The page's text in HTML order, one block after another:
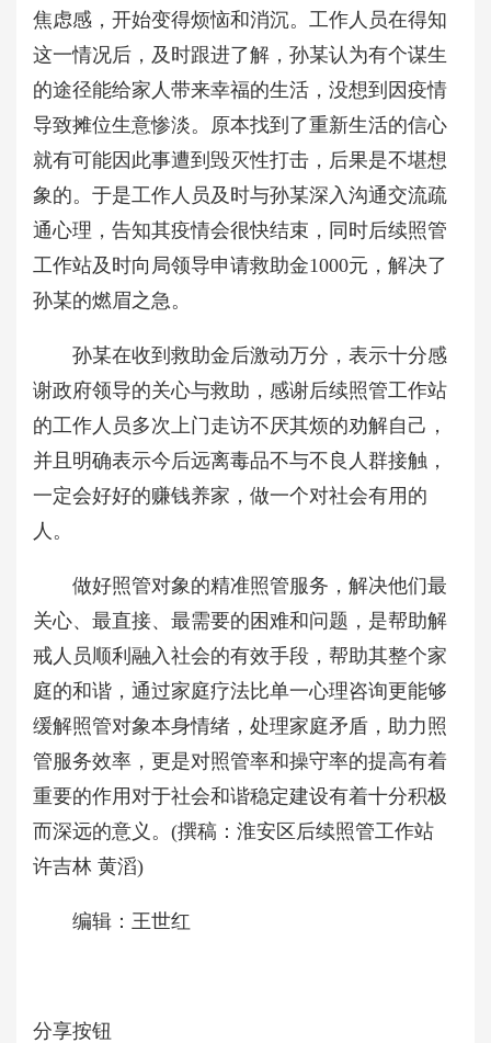
焦虑感，开始变得烦恼和消沉。工作人员在得知
这一情况后，及时跟进了解，孙某认为有个谋生
的途径能给家人带来幸福的生活，没想到因疫情
导致摊位生意惨淡。原本找到了重新生活的信心
就有可能因此事遭到毁灭性打击，后果是不堪想
象的。于是工作人员及时与孙某深入沟通交流疏
通心理，告知其疫情会很快结束，同时后续照管
工作站及时向局领导申请救助金1000元，解决了
孙某的燃眉之急。
孙某在收到救助金后激动万分，表示十分感
谢政府领导的关心与救助，感谢后续照管工作站
的工作人员多次上门走访不厌其烦的劝解自己，
并且明确表示今后远离毒品不与不良人群接触，
一定会好好的赚钱养家，做一个对社会有用的
人。
做好照管对象的精准照管服务，解决他们最
关心、最直接、最需要的困难和问题，是帮助解
戒人员顺利融入社会的有效手段，帮助其整个家
庭的和谐，通过家庭疗法比单一心理咨询更能够
缓解照管对象本身情绪，处理家庭矛盾，助力照
管服务效率，更是对照管率和操守率的提高有着
重要的作用对于社会和谐稳定建设有着十分积极
而深远的意义。(撰稿：淮安区后续照管工作站
许吉林 黄滔)
编辑：王世红
分享按钮